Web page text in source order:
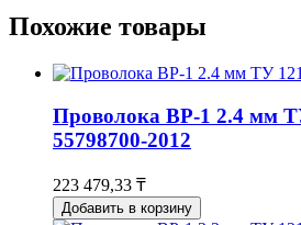
Похожие товары
Проволока ВР-1 2.4 мм
55798700-2012
223 479,33 ₸
Добавить в корзину